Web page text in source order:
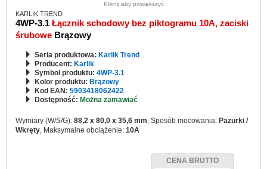
Kliknij aby powiększyć
KARLIK TREND
4WP-3.1 Łącznik schodowy bez piktogramu 10A, zaciski
śrubowe Brązowy
Seria produktowa: Karlik Trend
Producent: Karlik
Symbol produktu: 4WP-3.1
Kolor produktu: Brązowy
Kod EAN: 5903418062422
Dostępność: Można zamawiać
Wymiary (W/S/G): 88,2 x 80,0 x 35,6 mm, Sposób mocowania: Pazurki /
Wkręty, Maksymalne obciążenie: 10A
CENA BRUTTO